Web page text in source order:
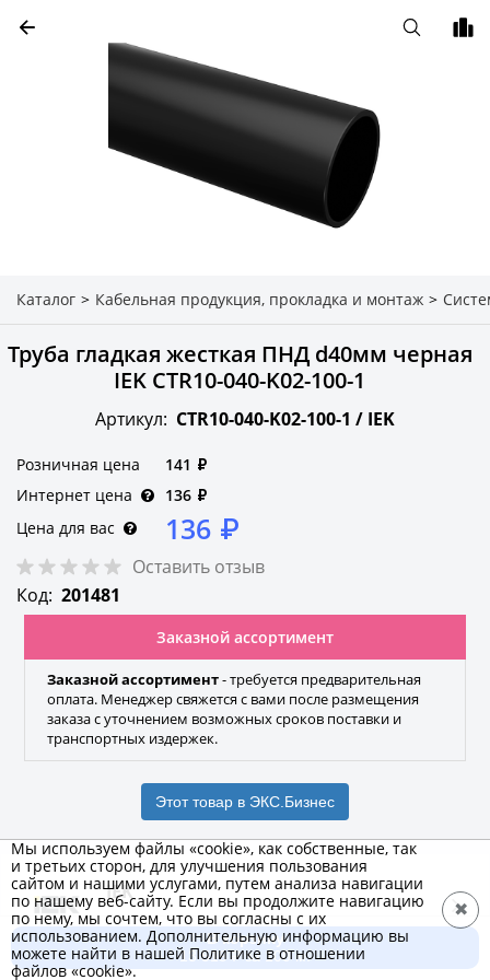
Каталог > Кабельная продукция, прокладка и монтаж >
Труба гладкая жесткая ПНД d40мм черная
IEK CTR10-040-K02-100-1
Артикул: CTR10-040-K02-100-1 / IEK
Розничная цена 141 ₽
Интернет цена
136 ₽
Цена для вас
136 ₽
Оставить отзыв
Код: 201481
Заказной ассортимент
Заказной ассортимент- требуется предварительная
оплата. Менеджер свяжется с вами после размещения
заказа с уточнением возможных сроков поставки и
транспортных издержек.
Этот товар в ЭКС.Бизнес
IEK
Бренд
В корзину
13 519 ₽ за 100 м.
Мы используем файлы «cookie», как собственные, так
и третьих сторон, для улучшения пользования
сайтом и нашими услугами, путем анализа навигации
по нашему веб-сайту. Если вы продолжите навигацию
по нему, мы сочтем, что вы согласны с их
использованием. Дополнительную информацию вы
можете найти в нашей Политике в отношении
файлов «cookie».
✖